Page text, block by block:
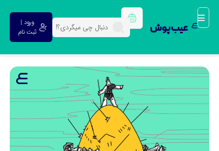
عیب پوش
ورود |
ثبت نام